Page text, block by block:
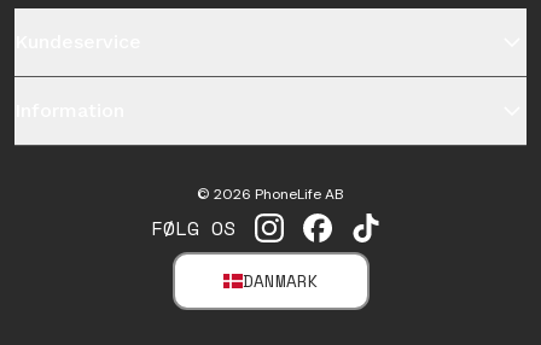
FØLG OS INSTAGRAM
FACEBOOKTIKTOK
DANMARK
SELECT MARKET
© 2026 PhoneLife AB